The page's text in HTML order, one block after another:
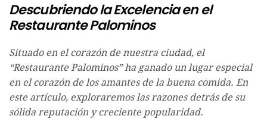
Descubriendo la Excelencia en el
Restaurante Palominos
Situado en el corazón de nuestra ciudad, el
“Restaurante Palominos” ha ganado un lugar especial
en el corazón de los amantes de la buena comida. En
este artículo, exploraremos las razones detrás de su
sólida reputación y creciente popularidad.